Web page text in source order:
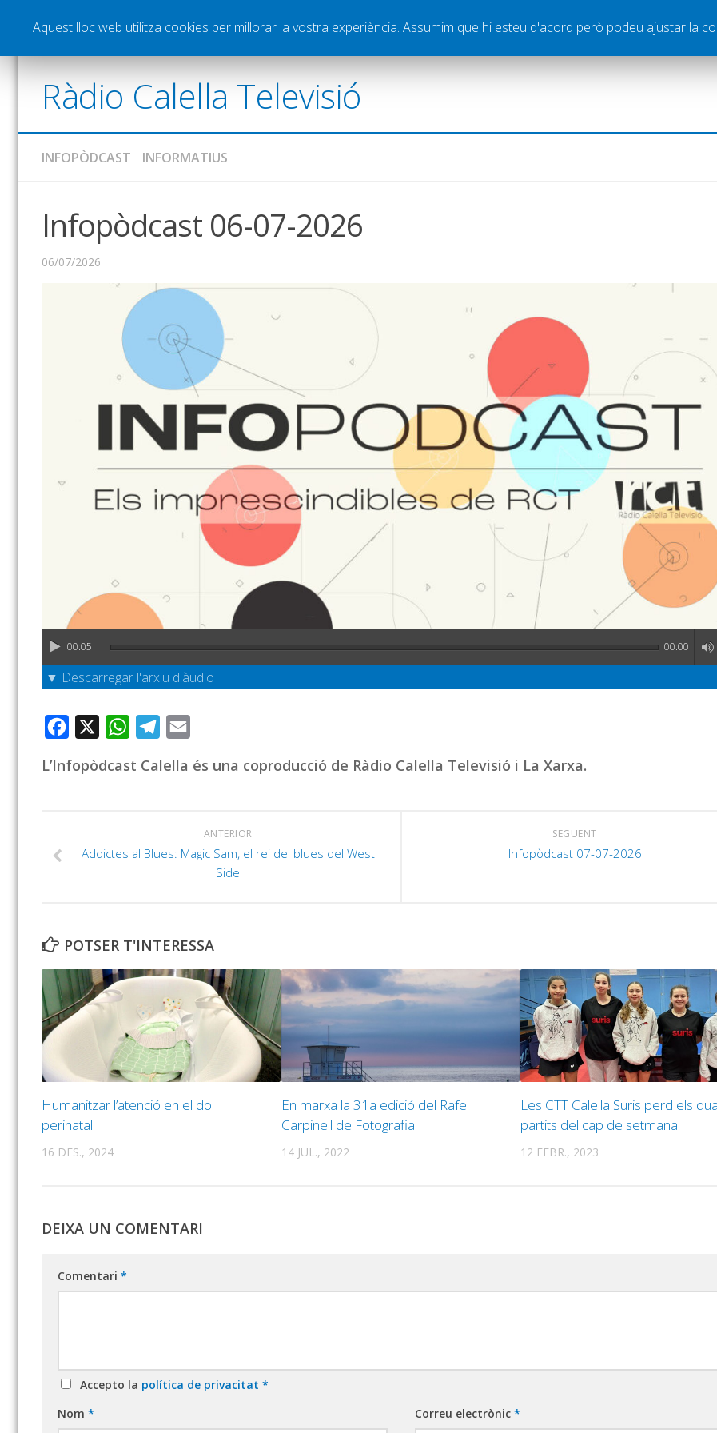
Notícies Esports Pòdcasts Vídeos Graella Publicitat Contacte
Ràdio Calella Televisió
INFOPÒDCAST INFORMATIUS
Infopòdcast 06-07-2026
06/07/2026
00:05 00:00
▼ Descarregar l'arxiu d'àudio
Facebook WhatsAppTelegram
L’Infopòdcast Calella és una coproducció de Ràdio Calella Televisió i La Xarxa.
SEGÜENT
Infopòdcast 07-07-2026
ANTERIOR
Addictes al Blues: Magic Sam, el rei del blues del West
Side
POTSER T'INTERESSA
Humanitzar l’atenció en el dol
perinatal
16 DES., 2024
En marxa la 31a edició del Rafel
Carpinell de Fotografia
14 JUL., 2022
Les CTT Calella Suris perd els
partits del cap de setmana
12 FEBR., 2023
DEIXA UN COMENTARI
Comentari *
Accepto la política de privacitat *
Nom * Correu electrònic*
Aquest lloc web utilitza cookies per millorar la vostra experiència. Assumim que hi esteu d'acord però podeu ajustar la